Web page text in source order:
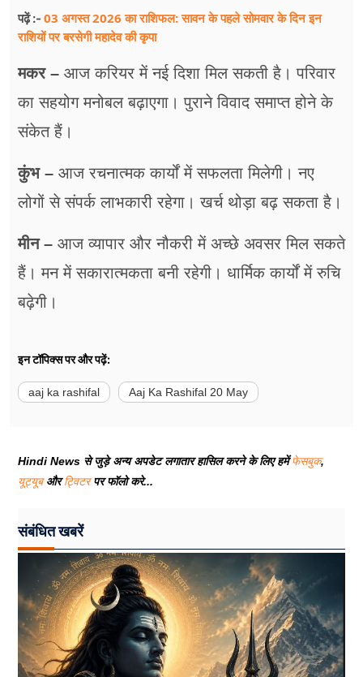
पढ़ें :- 03 अगस्त 2026 का राशिफल: सावन के पहले सोमवार के दिन इन
राशियों पर बरसेगी महादेव की कृपा
मकर – आज करियर में नई दिशा मिल सकती है। परिवार
का सहयोग मनोबल बढ़ाएगा। पुराने विवाद समाप्त होने के
संकेत हैं।
कुंभ – आज रचनात्मक कार्यों में सफलता मिलेगी। नए
लोगों से संपर्क लाभकारी रहेगा। खर्च थोड़ा बढ़ सकता है।
मीन – आज व्यापार और नौकरी में अच्छे अवसर मिल सकते
हैं। मन में सकारात्मकता बनी रहेगी। धार्मिक कार्यों में रुचि
बढ़ेगी।
इन टॉपिक्स पर और पढ़ें:
aaj ka rashifal Aaj Ka Rashifal 20 May
Hindi News से जुड़े अन्य अपडेट लगातार हासिल करने के लिए हमेंफेसबुक,
यूट्यूबऔरट्विटरपर फॉलो करे...
संबंधित खबरें